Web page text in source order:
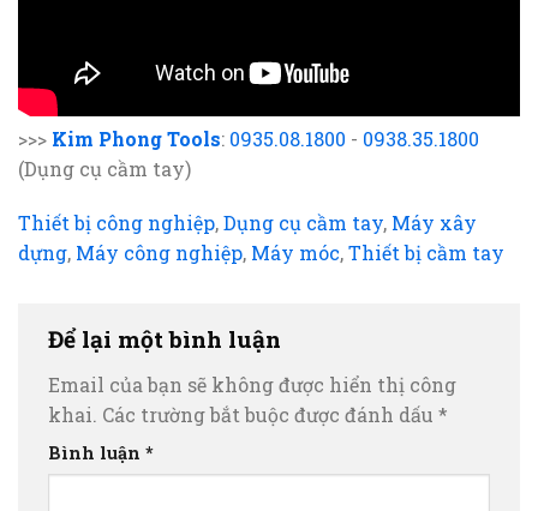
>>> Kim Phong Tools: 0935.08.1800 - 0938.35.1800
(Dụng cụ cầm tay)
Thiết bị công nghiệp,Dụng cụ cầm tay, Máy xây
dựng, Máy công nghiệp, Máy móc,Thiết bị cầm tay
Để lại một bình luận
Email của bạn sẽ không được hiển thị công
khai. Các trường bắt buộc được đánh dấu *
Bình luận *